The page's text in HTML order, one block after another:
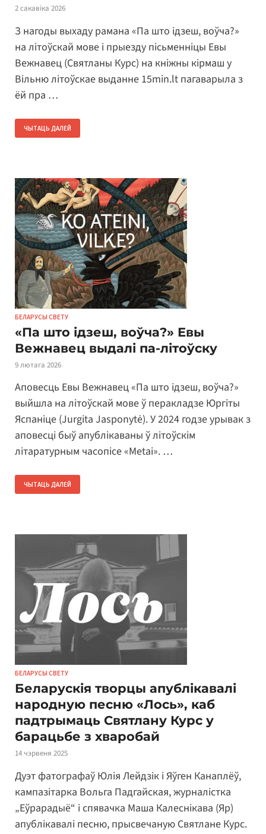
2 сакавіка 2026
З нагоды выхаду рамана «Па што ідзеш, воўча?»
на літоўскай мове і прыезду пісьменніцы Евы
Вежнавец (Святланы Курс) на кніжны кірмаш у
Вільню літоўскае выданне 15min.lt пагаварыла з
ёй пра …
ЧЫТАЦЬ ДАЛЕЙ
БЕЛАРУСЫ СВЕТУ
«Па што ідзеш, воўча?» Евы
Вежнавец выдалі па-літоўску
9 лютага 2026
Аповесць Евы Вежнавец «Па што ідзеш, воўча?»
выйшла на літоўскай мове ў перакладзе Юргіты
Яспаніце (Jurgita Jasponytė). У 2024 годзе урывак з
аповесці быў апублікаваны ў літоўскім
літаратурным часопісе «Metai». …
ЧЫТАЦЬ ДАЛЕЙ
БЕЛАРУСЫ СВЕТУ
Беларускія творцы апублікавалі
народную песню «Лось», каб
падтрымаць Святлану Курс у
барацьбе з хваробай
14 чэрвеня 2025
Дуэт фатографаў Юлія Лейдзік і Яўген Канаплёў,
кампазітарка Вольга Падгайская, журналістка
„Еўрарадыё“ і спявачка Маша Калеснікава (Яр)
апублікавалі песню, прысвечаную Святлане Курс.